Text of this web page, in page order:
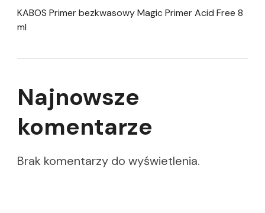
KABOS Primer bezkwasowy Magic Primer Acid Free 8
ml
Najnowsze
komentarze
Brak komentarzy do wyświetlenia.